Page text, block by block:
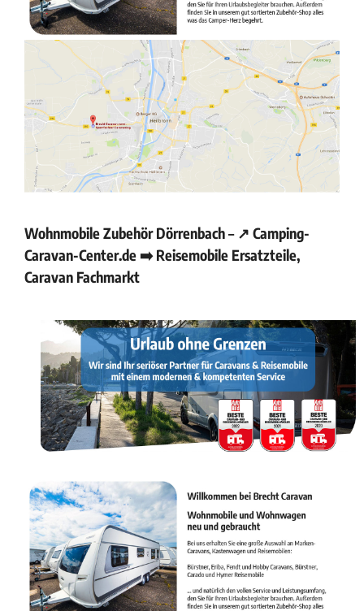
Wohnmobile Zubehör Dörrenbach – ↗️ Camping-
Caravan-Center.de ➡️ Reisemobile Ersatzteile,
Caravan Fachmarkt